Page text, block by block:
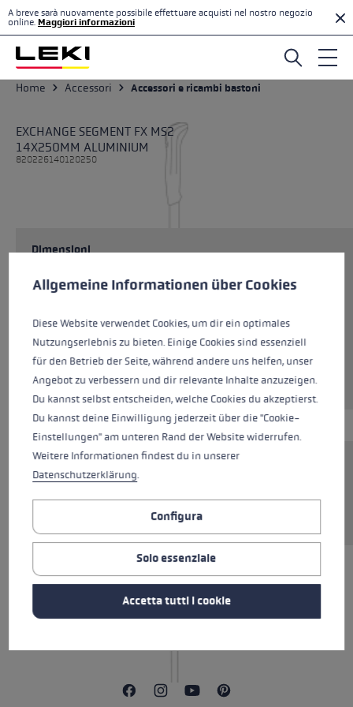
Passa al contenuto principale
A breve sarà nuovamente possibile effettuare acquisti nel nostro negozio
online. Maggiori informazioni
Home Accessori Accessori e ricambi bastoni
EXCHANGE SEGMENT FX MS2
14X250MM ALUMINIUM
820226140120250
Dimensioni
Colori naturalcarbon-black
Ersatzsegment (Mittelteil) für LEKI FX Stöcke.
TUTTE LE CARATTERISTICHE
Preferenze per i cookie
Allgemeine Informationen über Cookies
Diese Website verwendet Cookies, um dir ein optimales
Nutzungserlebnis zu bieten. Einige Cookies sind essenziell
für den Betrieb der Seite, während andere uns helfen, unser
Angebot zu verbessern und dir relevante Inhalte anzuzeigen.
Du kannst selbst entscheiden, welche Cookies du akzeptierst.
Du kannst deine Einwilligung jederzeit über die "Cookie-
Einstellungen" am unteren Rand der Website widerrufen.
Weitere Informationen findest du in unserer
Datenschutzerklärung.
Configura
Solo essenziale
Accetta tutti i cookie